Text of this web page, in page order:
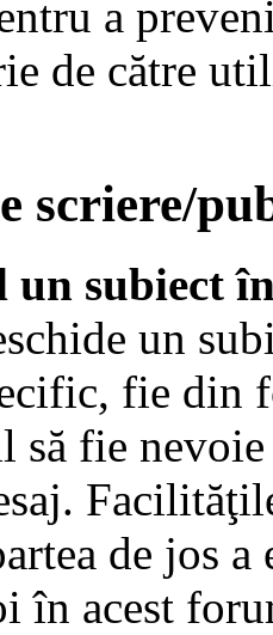
a
de către
scriere/
un subiect
un
fie din
să fie
de jos
în acest